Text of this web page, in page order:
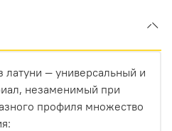
— универсальный и
незаменимый при
профиля множество